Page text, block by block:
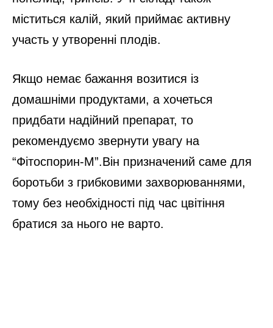
міститься калій, який приймає активну
участь у утворенні плодів.
Якщо немає бажання возитися із
домашніми продуктами, а хочеться
придбати надійний препарат, то
рекомендуємо звернути увагу на
“Фітоспорин-М”.Він призначений саме для
боротьби з грибковими захворюваннями,
тому без необхідності під час цвітіння
братися за нього не варто.